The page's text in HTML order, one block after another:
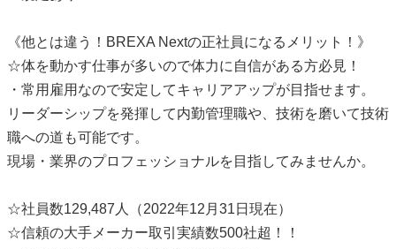
《他とは違う！BREXA Nextの正社員になるメリット！》
☆体を動かす仕事が多いので体力に自信がある方必見！
・常用雇用なので安定してキャリアアップが目指せます。
リーダーシップを発揮して内勤管理職や、技術を磨いて技術
職への道も可能です。
現場・業界のプロフェッショナルを目指してみませんか。
☆社員数129,487人（2022年12月31日現在）
☆信頼の大手メーカー取引実績数500社超！！